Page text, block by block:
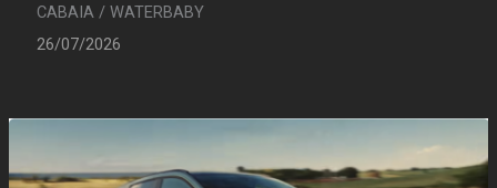
CABAIA / WATERBABY
26/07/2026